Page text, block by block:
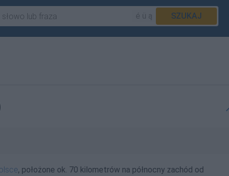
SZUKAJ
, położone ok. 70 kilometrów na północny zachód od